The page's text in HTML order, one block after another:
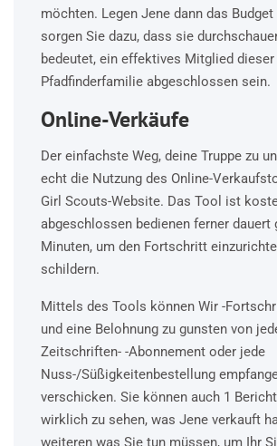
möchten. Legen Jene dann das Budget
sorgen Sie dazu, dass sie
bedeutet, ein effektives Mitglied dieser
Pfadfinderfamilie abgeschlossen sein.
Online-Verkäufe
Der einfachste Weg, deine Truppe zu
echt die Nutzung des Online-
Girl Scouts-Website. Das Tool ist
abgeschlossen bedienen ferner dauert
Minuten, um den Fortschritt
schildern.
Mittels des Tools können Wir -
und eine Belohnung zu gunsten von
Zeitschriften- -Abonnement oder jede
Nuss-/Süßigkeitenbestellung
verschicken. Sie können auch 1
wirklich zu sehen, was Jene verkauft
weiteren was Sie tun müssen, um Ihr